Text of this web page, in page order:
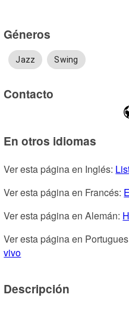
Géneros
Jazz Swing
Contacto
En otros idiomas
Ver esta página en Inglés:
Ver esta página en Francés:
Ver esta página en Alemán:
Ver esta página en
vivo
Descripción